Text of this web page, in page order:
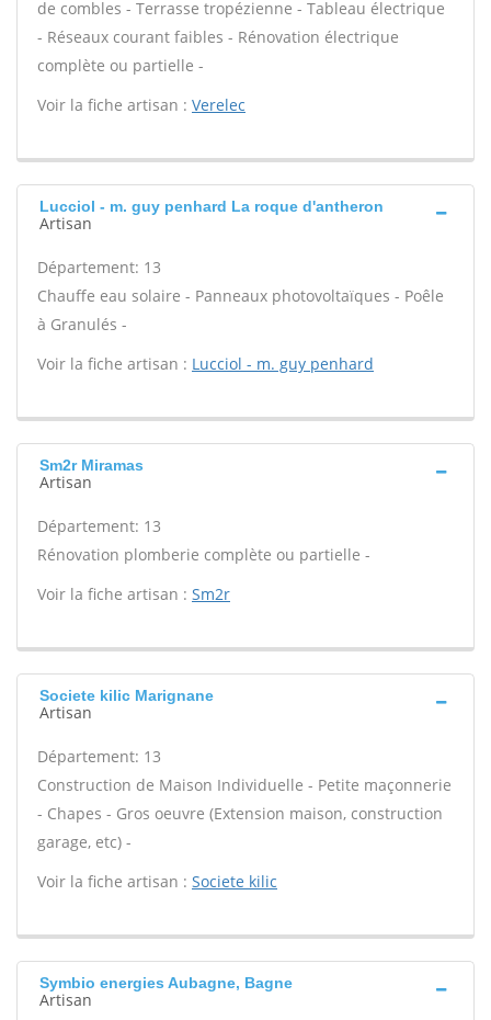
de combles - Terrasse tropézienne - Tableau électrique
- Réseaux courant faibles - Rénovation électrique
complète ou partielle -
Voir la fiche artisan : Verelec
Lucciol - m. guy penhard La roque d'antheron
Artisan
Département: 13
Chauffe eau solaire - Panneaux photovoltaïques - Poêle
à Granulés -
Voir la fiche artisan : Lucciol - m. guy penhard
Sm2r Miramas
Artisan
Département: 13
Rénovation plomberie complète ou partielle -
Voir la fiche artisan : Sm2r
Societe kilic Marignane
Artisan
Département: 13
Construction de Maison Individuelle - Petite maçonnerie
- Chapes - Gros oeuvre (Extension maison, construction
garage, etc) -
Voir la fiche artisan : Societe kilic
Symbio energies Aubagne, Bagne
Artisan